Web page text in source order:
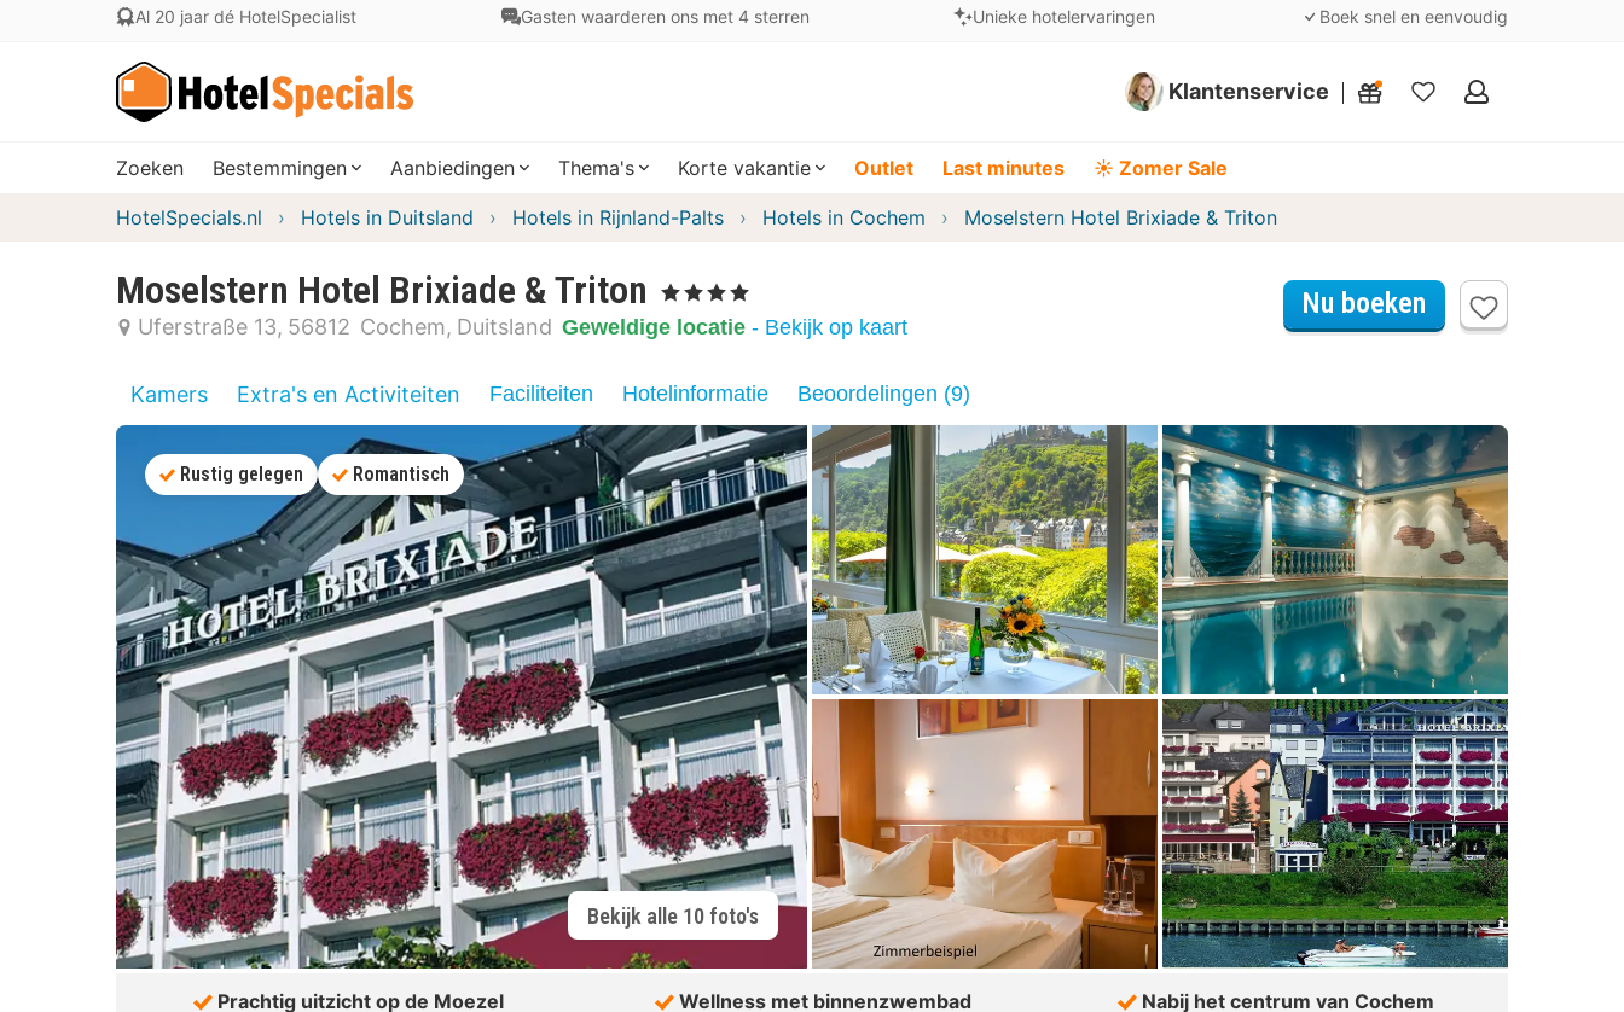
Al 20 jaar dé HotelSpecialist Gasten waarderen ons met 4 sterren Unieke hotelervaringen Boek snel en eenvoudig
Klantenservice
Mijn
Zoeken Bestemmingen Aanbiedingen Thema's Korte vakantie Outlet Last minutes ☀️ Zomer Sale
HotelSpecials.nl Hotels in Duitsland Hotels in Rijnland-Palts Hotels in Cochem Moselstern Hotel Brixiade & Triton
Moselstern Hotel Brixiade & Triton , 4 Sterren
Uferstraße 13 56812 Cochem Duitsland Geweldige locatie - Bekijk op kaart
Nu boeken
Kamers Extra's en Activiteiten Faciliteiten Hotelinformatie Beoordelingen (9)
Bekijk alle 10 foto's
Rustig gelegen Romantisch
Prachtig uitzicht op de Moezel Wellness met binnenzwembad Nabij het centrum van Cochem